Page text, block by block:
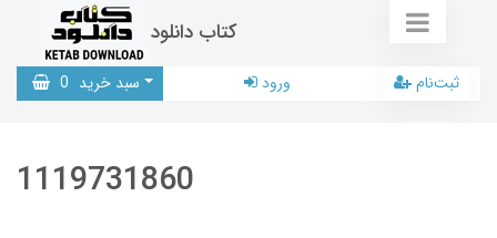
کتاب دانلود
سبد خرید 0 ورود ثبت‌نام
1119731860